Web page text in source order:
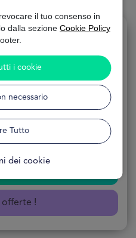
il tuo consenso in
dalla sezione Cookie Policy
i cookie
necessario
Tutto
dei cookie
APPLICAZIONE Online
MODULO Gratuito
DISPONIBILITÀ 24 Ore
offerte !